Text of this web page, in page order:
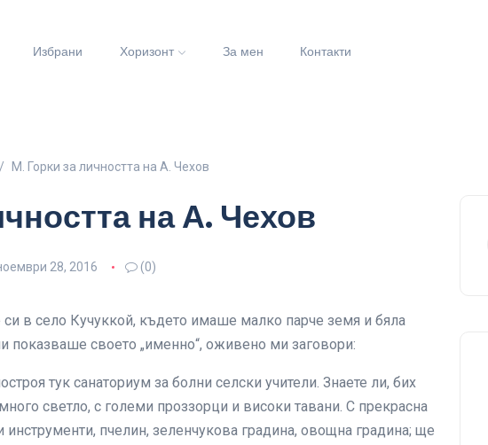
Избрани Хоризонт За мен Контакти
М. Горки за личността на А. Чехов
на А. Чехов
28, 2016 (0)
в село Кучуккой, където имаше малко парче земя и бяла
показваше своето „именно“, оживено ми заговори:
тук санаториум за болни селски учители. Знаете ли, бих
светло, с големи проззорци и високи тавани. С прекрасна
инструменти, пчелин, зеленчукова градина, овощна градина; ще